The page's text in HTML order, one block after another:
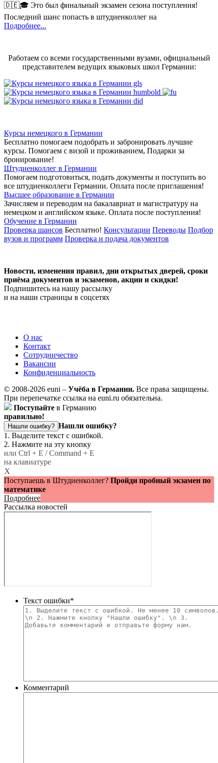
🇩🇪🎓 Это был финальный экзамен сезона поступления!
Последний шанс попасть в штудиенколлег на
Подробнее...
Работаем со всеми государственными вузами, официальный
представителем ведущих языковых школ Германии:
Курсы немецкого в Германии
Бесплатно помогаем подобрать и забронировать лучшие
курсы. Помогаем с визой и проживанием, Подарки за
бронирование!
Штудиенколлег в Германии
Помогаем подготовиться, подать документы и поступить во
все штудиенколлеги Германии. Оплата после приглашения!
Высшее образование в Германии
Зачисляем и переводим на бакалавриат и магистратуру на
немецком и английском языке. Оплата после поступления!
Обучение в Германии
Проверка шансов Бесплатно! Консультации Переводы Подбор
вузов и программ Проверка и подача документов
Новости, изменения правил, дни открытых дверей, сроки
приёма документов и экзаменов, акции и скидки!
Подпишитесь на нашу рассылку
и на наши страницы в соцсетях
О нас
Контакт
Сотрудничество
Вакансии
Конфиденциальность
© 2008-2026 euni – Учёба в Германии. Все права защищены.
При перепечатке ссылка на euni.ru обязательна.
Поступайте в Германию
правильно!
Нашли ошибку? Нашли ошибку?
1. Выделите текст с ошибкой.
2. Нажмите на эту кнопку
или Ctrl + E / Command + E
на клавиатуре
X
Поступаешь в Штудиенколлег? Пройди пробный экзамен по
математике
Подробнее
Рассылка новостей
Текст ошибки*
Комментарий